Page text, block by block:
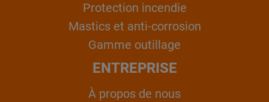
Protection incendie
Mastics et anti-corrosion
Gamme outillage
ENTREPRISE
À propos de nous